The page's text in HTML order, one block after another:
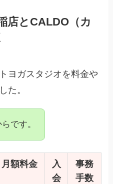
店とCALDO（カ
ヨガスタジオを料金や
た。
です。
月額料金
入
会
事務
手数